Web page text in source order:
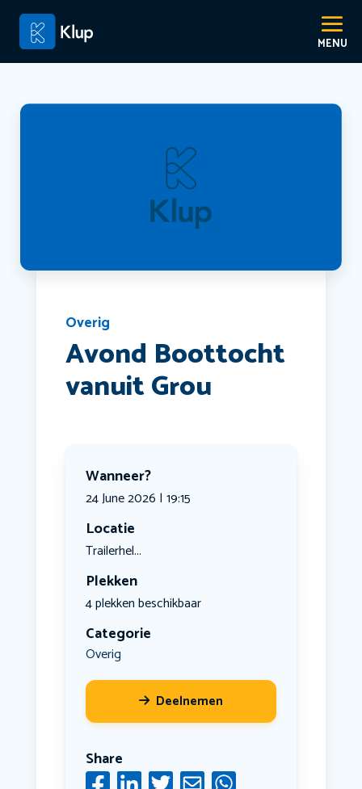
Overig
Avond Boottocht
vanuit Grou
Wanneer?
24 June 2026 | 19:15
Locatie
Trailerhel...
Plekken
4 plekken beschikbaar
Categorie
Overig
Deelnemen
Share